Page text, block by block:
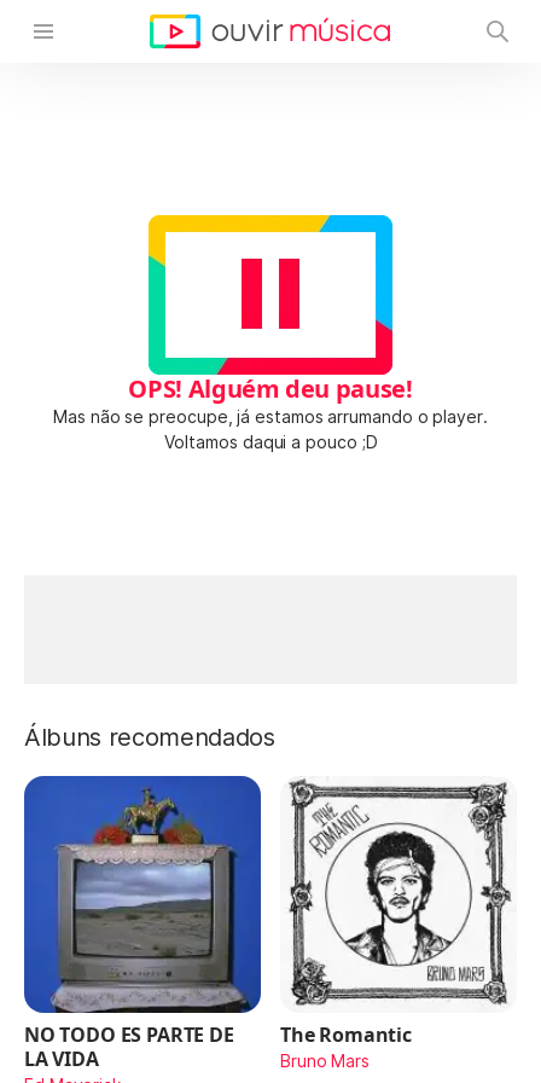
OPS! Alguém deu pause!
Mas não se preocupe, já estamos arrumando o player.
Voltamos daqui a pouco ;D
Álbuns recomendados
NO TODO ES PARTE DE
LA VIDA
The Romantic
Bruno Mars